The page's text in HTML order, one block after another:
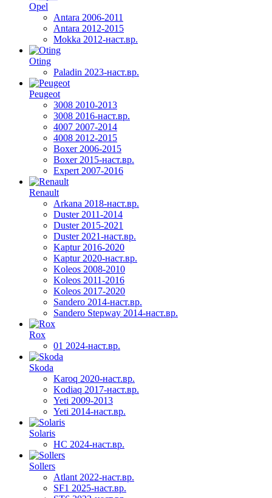
Opel
Antara 2006-2011
Antara 2012-2015
Mokka 2012-наст.вр.
Oting
Paladin 2023-наст.вр.
Peugeot
3008 2010-2013
3008 2016-наст.вр.
4007 2007-2014
4008 2012-2015
Boxer 2006-2015
Boxer 2015-наст.вр.
Expert 2007-2016
Renault
Arkana 2018-наст.вр.
Duster 2011-2014
Duster 2015-2021
Duster 2021-наст.вр.
Kaptur 2016-2020
Kaptur 2020-наст.вр.
Koleos 2008-2010
Koleos 2011-2016
Koleos 2017-2020
Sandero 2014-наст.вр.
Sandero Stepway 2014-наст.вр.
Rox
01 2024-наст.вр.
Skoda
Karoq 2020-наст.вр.
Kodiaq 2017-наст.вр.
Yeti 2009-2013
Yeti 2014-наст.вр.
Solaris
HC 2024-наст.вр.
Sollers
Atlant 2022-наст.вр.
SF1 2025-наст.вр.